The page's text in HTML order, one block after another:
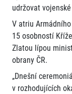
udržovat
V atriu
15 osobností
Zlatou lípou
obrany ČR.
„Dnešní
v rozhodujících